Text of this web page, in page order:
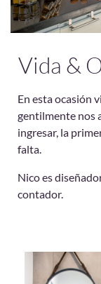
Vida &
En esta ocasión
gentilmente nos
ingresar, la
falta.
Nico es
contador.